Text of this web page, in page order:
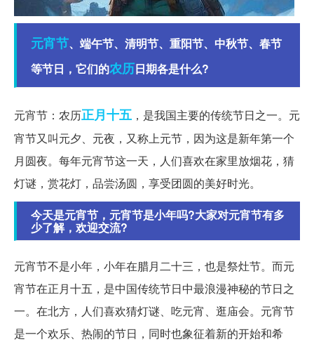
元宵节、端午节、清明节、重阳节、中秋节、春节
等节日，它们的农历日期各是什么?
元宵节：农历正月十五 ，是我国主要的传统节日之一。元
宵节又叫元夕、元夜，又称上元节，因为这是新年第一个
月圆夜。每年元宵节这一天，人们喜欢在家里放烟花，猜
灯谜，赏花灯，品尝汤圆，享受团圆的美好时光。
今天是元宵节，元宵节是小年吗?大家对元宵节有多
少了解，欢迎交流?
元宵节不是小年，小年在腊月二十三，也是祭灶节。而元
宵节在正月十五，是中国传统节日中最浪漫神秘的节日之
一。在北方，人们喜欢猜灯谜、吃元宵、逛庙会。元宵节
是一个欢乐、热闹的节日，同时也象征着新的开始和希